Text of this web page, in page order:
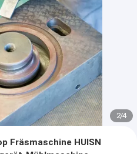
2/4
Fräsmaschine HUISN